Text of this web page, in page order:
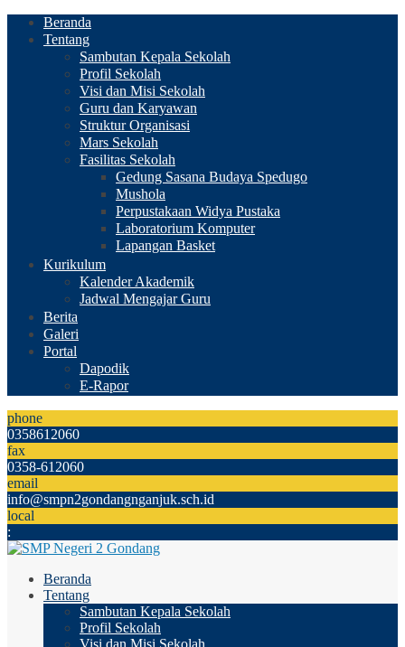
Beranda
Tentang
Sambutan Kepala Sekolah
Profil Sekolah
Visi dan Misi Sekolah
Guru dan Karyawan
Struktur Organisasi
Mars Sekolah
Fasilitas Sekolah
Gedung Sasana Budaya Spedugo
Mushola
Perpustakaan Widya Pustaka
Laboratorium Komputer
Lapangan Basket
Kurikulum
Kalender Akademik
Jadwal Mengajar Guru
Berita
Galeri
Portal
Dapodik
E-Rapor
phone
0358612060
fax
0358-612060
email
info@smpn2gondangnganjuk.sch.id
local
:
Beranda
Tentang
Sambutan Kepala Sekolah
Profil Sekolah
Visi dan Misi Sekolah